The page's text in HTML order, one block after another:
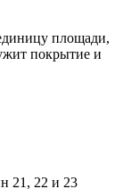
площади,
покрытие и
21, 22 и 23